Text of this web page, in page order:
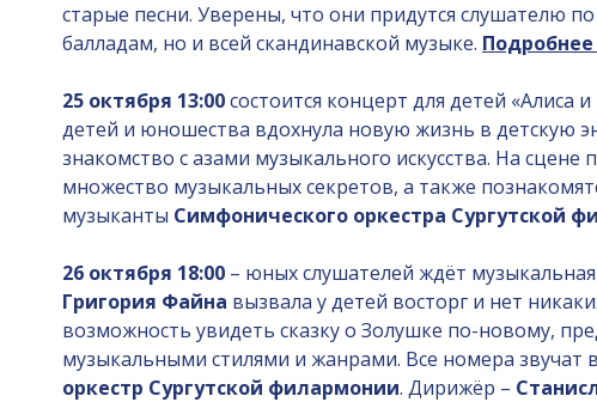
старые песни. Уверены, что они придутся слушателю
балладам, но и всей скандинавской музыке.
25 октября 13:00состоится концерт для детей «Алиса
детей и юношества вдохнула новую жизнь в детскую
знакомство с азами музыкального искусства. На
множество музыкальных секретов, а также
музыканты Симфонического оркестра Сургутской
26 октября 18:00 – юных слушателей ждёт
Григория Файна вызвала у детей восторг и нет
возможность увидеть сказку о Золушке по-новому,
музыкальными стилями и жанрами. Все номера звучат
оркестр Сургутской филармонии. Дирижёр –